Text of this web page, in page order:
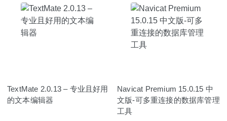
TextMate 2.0.13 – 专业且好用
的文本编辑器
Navicat Premium 15.0.15 中
文版-可多重连接的数据库管理
工具